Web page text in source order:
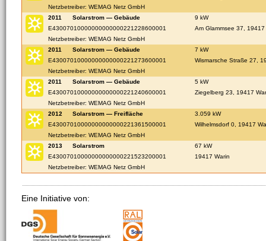
Netzbetreiber: WEMAG Netz GmbH
2011
Solarstrom — Gebäude
9 kW
E43007010000000000000221228600001
Am Glammsee 37, 19417
Netzbetreiber: WEMAG Netz GmbH
2011
Solarstrom — Gebäude
7 kW
E43007010000000000000221273600001
Wismarsche Straße 27,
Netzbetreiber: WEMAG Netz GmbH
2011
Solarstrom — Gebäude
5 kW
E43007010000000000000221240600001
Ziegelberg 23, 19417
Netzbetreiber: WEMAG Netz GmbH
2012
Solarstrom — Freifläche
3.059 kW
E43007010000000000000221361500001
Wilhelmsdorf 0, 19417
Netzbetreiber: WEMAG Netz GmbH
2013
Solarstrom
67 kW
E43007010000000000000221523200001
19417 Warin
Netzbetreiber: WEMAG Netz GmbH
Eine Initiative von: